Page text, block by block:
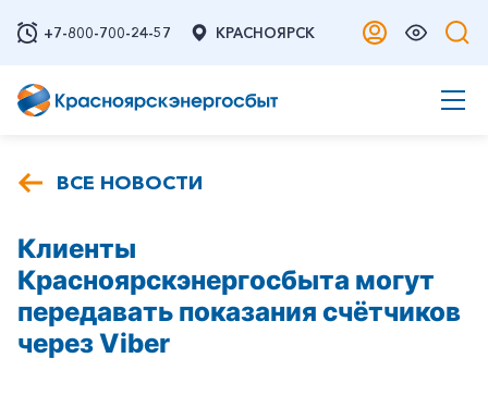
+7-800-700-24-57 КРАСНОЯРСК
ВСЕ НОВОСТИ
Клиенты
Красноярскэнергосбыта могут
передавать показания счётчиков
через Viber